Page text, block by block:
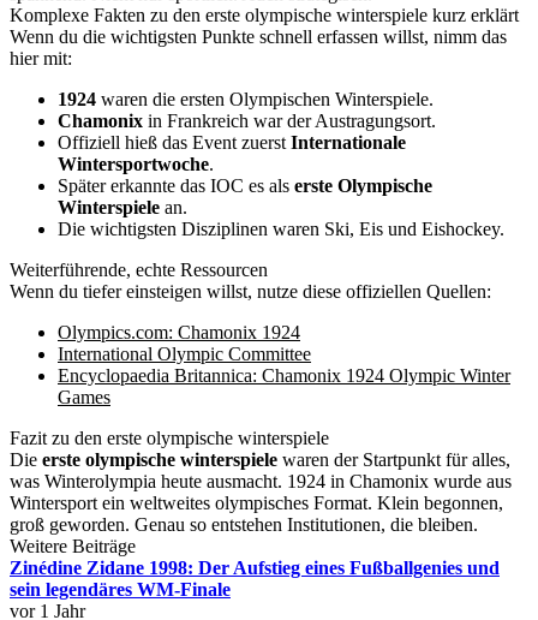
Komplexe Fakten zu den erste olympische winterspiele kurz erklärt
Wenn du die wichtigsten Punkte schnell erfassen willst, nimm das
hier mit:
1924 waren die ersten Olympischen Winterspiele.
Chamonix in Frankreich war der Austragungsort.
Offiziell hieß das Event zuerst Internationale
Wintersportwoche.
Später erkannte das IOC es als erste Olympische
Winterspiele an.
Die wichtigsten Disziplinen waren Ski, Eis und Eishockey.
Weiterführende, echte Ressourcen
Wenn du tiefer einsteigen willst, nutze diese offiziellen Quellen:
Olympics.com: Chamonix 1924
International Olympic Committee
Encyclopaedia Britannica: Chamonix 1924 Olympic Winter
Games
Fazit zu den erste olympische winterspiele
Die erste olympische winterspiele waren der Startpunkt für alles,
was Winterolympia heute ausmacht. 1924 in Chamonix wurde aus
Wintersport ein weltweites olympisches Format. Klein begonnen,
groß geworden. Genau so entstehen Institutionen, die bleiben.
Weitere Beiträge
Zinédine Zidane 1998: Der Aufstieg eines Fußballgenies und
sein legendäres WM-Finale
vor 1 Jahr